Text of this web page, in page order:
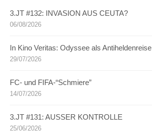
3.JT #132: INVASION AUS CEUTA?
06/08/2026
In Kino Veritas: Odyssee als Antiheldenreise
29/07/2026
FC- und FIFA-“Schmiere”
14/07/2026
3.JT #131: AUSSER KONTROLLE
25/06/2026